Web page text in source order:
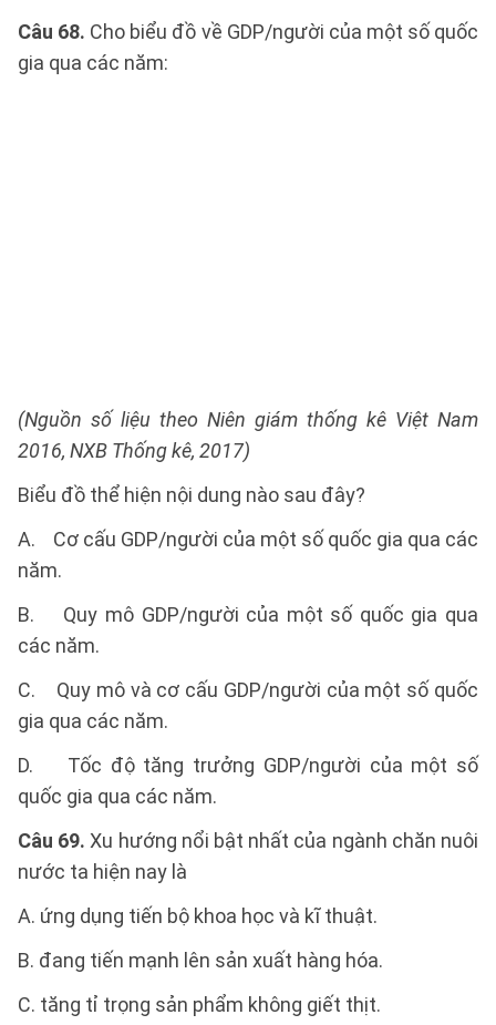
Câu 68. Cho biểu đồ về GDP/người của một số quốc
gia qua các năm:
(Nguồn số liệu theo Niên giám thống kê Việt Nam
2016, NXB Thống kê, 2017)
Biểu đồ thể hiện nội dung nào sau đây?
A. Cơ cấu GDP/người của một số quốc gia qua các
năm.
B. Quy mô GDP/người của một số quốc gia qua
các năm.
C. Quy mô và cơ cấu GDP/người của một số quốc
gia qua các năm.
D. Tốc độ tăng trưởng GDP/người của một số
quốc gia qua các năm.
Câu 69. Xu hướng nổi bật nhất của ngành chăn nuôi
nước ta hiện nay là
A. ứng dụng tiến bộ khoa học và kĩ thuật.
B. đang tiến mạnh lên sản xuất hàng hóa.
C. tăng tỉ trọng sản phẩm không giết thịt.